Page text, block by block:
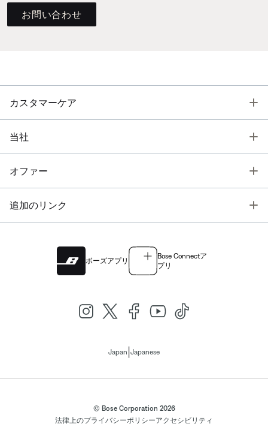
お問い合わせ
カスタマーケア
当社
オファー
追加のリンク
ボーズアプリ
Bose Connectア
プリ
Japan Japanese
© Bose Corporation 2026
法律上のプライバシーポリシーアクセシビリティ